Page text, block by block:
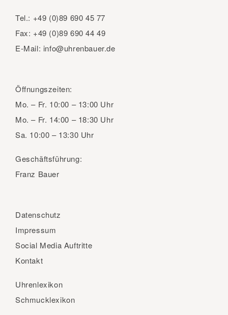
Tel.: +49 (0)89 690 45 77
Fax: +49 (0)89 690 44 49
E-Mail: info@uhrenbauer.de
Öffnungszeiten:
Mo. – Fr. 10:00 – 13:00 Uhr
Mo. – Fr. 14:00 – 18:30 Uhr
Sa. 10:00 – 13:30 Uhr
Geschäftsführung:
Franz Bauer
Datenschutz
Impressum
Social Media Auftritte
Kontakt
Uhrenlexikon
Schmucklexikon